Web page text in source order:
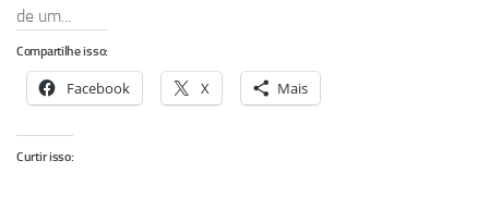
de um...
Compartilhe isso:
Facebook X Mais
Curtir isso: